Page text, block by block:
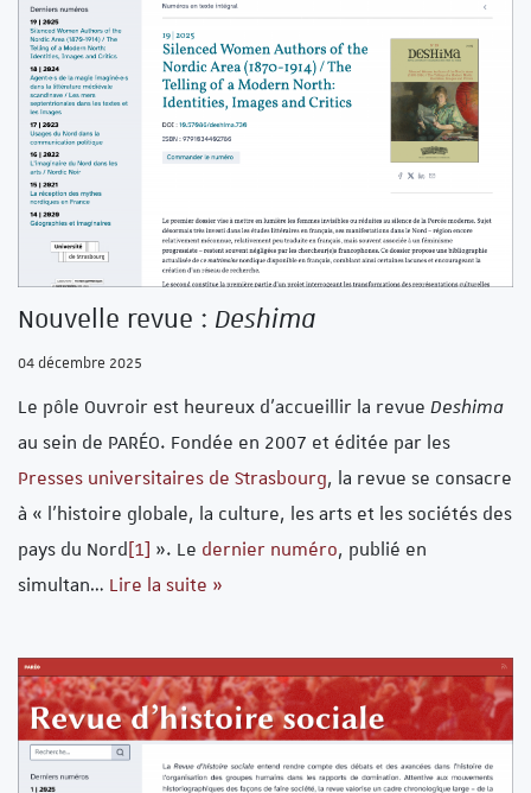
Nouvelle revue : Deshima
04 décembre 2025
Le pôle Ouvroir est heureux d’accueillir la revue Deshima
au sein de PARÉO. Fondée en 2007 et éditée par les
Presses universitaires de Strasbourg, la revue se consacre
à « l’histoire globale, la culture, les arts et les sociétés des
pays du Nord[1] ». Le dernier numéro, publié en
simultan… Lire la suite »